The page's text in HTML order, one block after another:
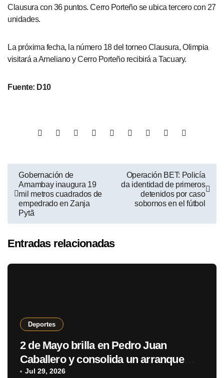
Clausura con 36 puntos. Cerro Porteño se ubica tercero con 27
unidades.
La próxima fecha, la número 18 del torneo Clausura, Olimpia
visitará a Ameliano y Cerro Porteño recibirá a Tacuary.
Fuente: D10
Gobernación de
Amambay inaugura 19
mil metros cuadrados de
empedrado en Zanja
Pytã
Operación BET: Policía
da identidad de primeros
detenidos por caso
sobornos en el fútbol
Entradas relacionadas
Deportes
2 de Mayo brilla en Pedro Juan
Caballero y consolida un arranque
con puntaje perfecto
Jul 29, 2026